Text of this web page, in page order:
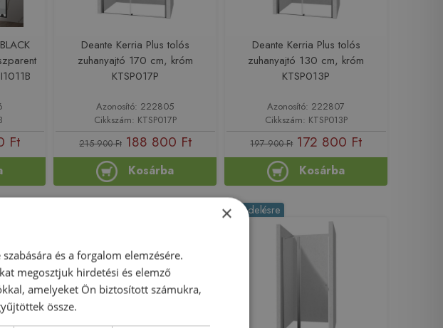
Ft
Deante Kerria Plus tolós
zuhanyajtó 170 cm, króm
KTSP017P
Azonosító: 222805
Cikkszám: KTSP017P
215 900 Ft 188 800 Ft
Kosárba
Deante Kerria Plus tolós
zuhanyajtó 130 cm, króm
KTSP013P
Azonosító: 222807
Cikkszám: KTSP013P
197 900 Ft 172 800 Ft
Kosárba
Rendelésre
×
és a forgalom elemzésére.
megosztjuk hirdetési és elemző
amelyeket Ön biztosított számukra,
össze.